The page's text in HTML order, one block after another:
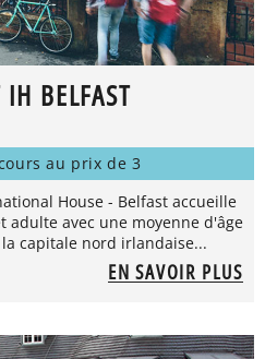
IH BELFAST
au prix de 3
House - Belfast accueille
avec une moyenne d'âge
capitale nord irlandaise...
EN SAVOIR PLUS